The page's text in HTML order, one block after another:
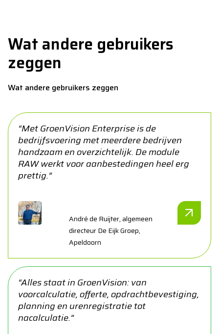
Wat andere gebruikers
zeggen
Wat andere gebruikers zeggen
“Met GroenVision Enterprise is de
bedrijfsvoering met meerdere bedrijven
handzaam en overzichtelijk. De module
RAW werkt voor aanbestedingen heel erg
prettig.”
André de Ruijter, algemeen
directeur De Eijk Groep,
Apeldoorn
“Alles staat in GroenVision: van
voorcalculatie, offerte, opdrachtbevestiging,
planning en urenregistratie tot
nacalculatie.”